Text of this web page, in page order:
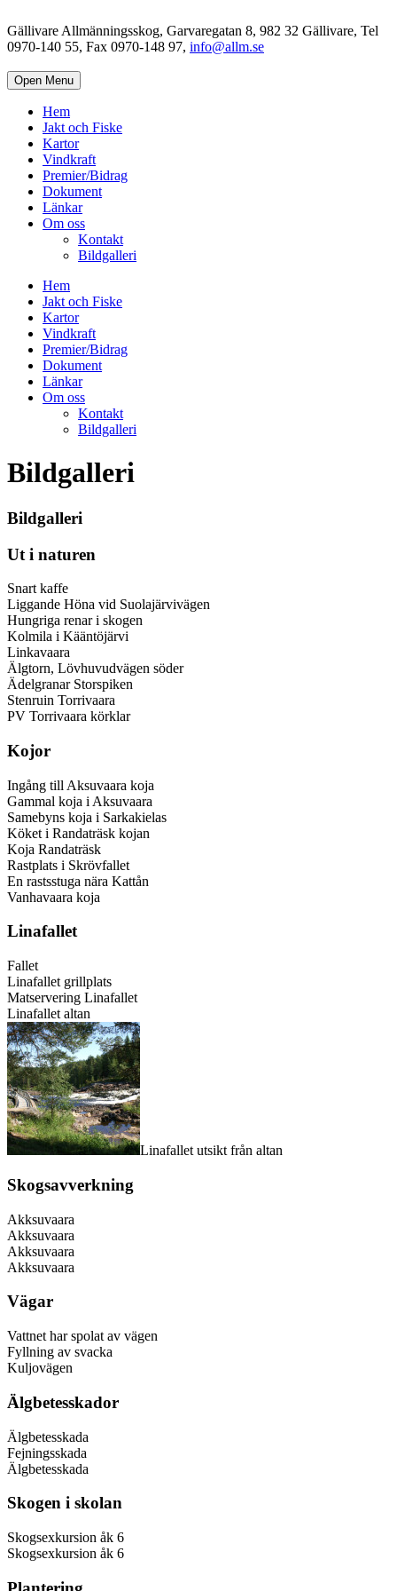
Gällivare Allmänningsskog, Garvaregatan 8, 982 32 Gällivare, Tel
0970-140 55, Fax 0970-148 97, info@allm.se
Open Menu
Hem
Jakt och Fiske
Kartor
Vindkraft
Premier/Bidrag
Dokument
Länkar
Om oss
Kontakt
Bildgalleri
Hem
Jakt och Fiske
Kartor
Vindkraft
Premier/Bidrag
Dokument
Länkar
Om oss
Kontakt
Bildgalleri
Bildgalleri
Bildgalleri
Ut i naturen
Snart kaffe
Liggande Höna vid Suolajärvivägen
Hungriga renar i skogen
Kolmila i Kääntöjärvi
Linkavaara
Älgtorn, Lövhuvudvägen söder
Ädelgranar Storspiken
Stenruin Torrivaara
PV Torrivaara körklar
Kojor
Ingång till Aksuvaara koja
Gammal koja i Aksuvaara
Samebyns koja i Sarkakielas
Köket i Randaträsk kojan
Koja Randaträsk
Rastplats i Skrövfallet
En rastsstuga nära Kattån
Vanhavaara koja
Linafallet
Fallet
Linafallet grillplats
Matservering Linafallet
Linafallet altan
Linafallet utsikt från altan
Skogsavverkning
Akksuvaara
Akksuvaara
Akksuvaara
Akksuvaara
Vägar
Vattnet har spolat av vägen
Fyllning av svacka
Kuljovägen
Älgbetesskador
Älgbetesskada
Fejningsskada
Älgbetesskada
Skogen i skolan
Skogsexkursion åk 6
Skogsexkursion åk 6